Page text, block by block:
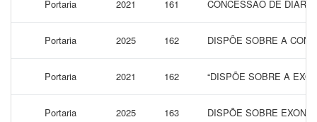
Portaria 2021 161 CONCESSÃO DE
Portaria 2025 162 DISPÕE SOBRE A
Portaria 2021 162 “DISPÕE SOBRE A
Portaria 2025 163 DISPÕE SOBRE